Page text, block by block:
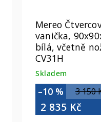
Mereo
vanička,
bílá, včetně
CV31H
Skladem
3 150
–10 %
2 835 Kč